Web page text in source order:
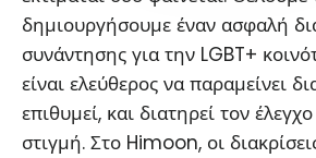
δημιουργήσουμε έναν ασφαλή
συνάντησης για την LGBT+
είναι ελεύθερος να παραμείνει
επιθυμεί, και διατηρεί τον
στιγμή. Στο Himoon, οι